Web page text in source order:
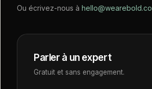
Ou écrivez-nous à hello@wearebold.co
Parler à un expert
Gratuit et sans engagement.